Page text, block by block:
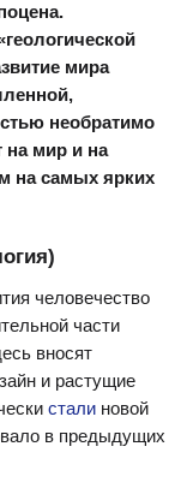
мира
необратимо
на мир и на
на самых ярких
человечество
части
вносят
и растущие
стали новой
в предыдущих